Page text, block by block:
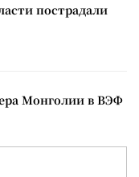
пострадали
Монголии в ВЭФ